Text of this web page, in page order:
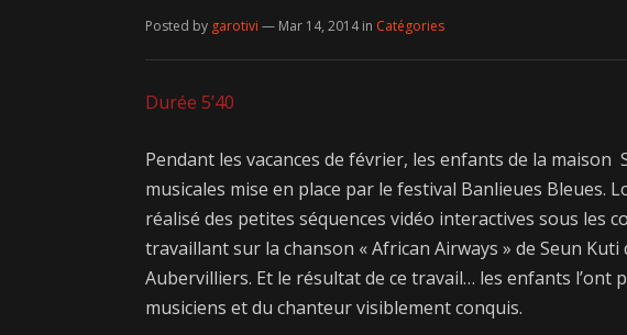
Posted by garotivi — Mar 14, 2014 in Catégories
Durée 5’40
Pendant les vacances de février, les enfants de la
musicales mise en place par le festival Banlieues Bleues.
réalisé des petites séquences vidéo interactives sous les
travaillant sur la chanson « African Airways » de Seun
Aubervilliers. Et le résultat de ce travail… les enfants l’ont
musiciens et du chanteur visiblement conquis.